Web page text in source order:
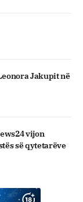
Jakupit në
vijon
së qytetarëve